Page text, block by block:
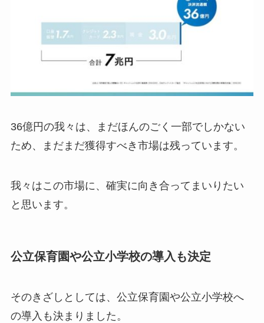
36億円の我々は、まだほんのごく一部でしかない
ため、まだまだ獲得すべき市場は残っています。
我々はこの市場に、確実に向き合ってまいりたい
と思います。
公立保育園や公立小学校の導入も決定
そのきざしとしては、公立保育園や公立小学校へ
の導入も決まりました。